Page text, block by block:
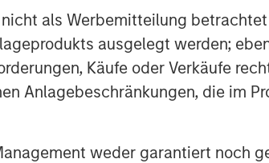
als Werbemitteilung
ausgelegt werden;
Käufe oder Verkäufe
Anlagebeschränkungen, die im
weder garantiert noch
Manna
from
Hero Pet and
presence and
We’re